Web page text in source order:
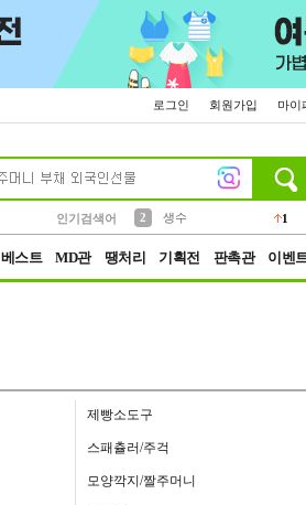
로그인 회원가입 마이
인기검색어
2
생수
1
베스트 MD관 땡처리 기획전 판촉관 이벤
제빵소도구
스패츌러/주걱
모양깍지/짤주머니